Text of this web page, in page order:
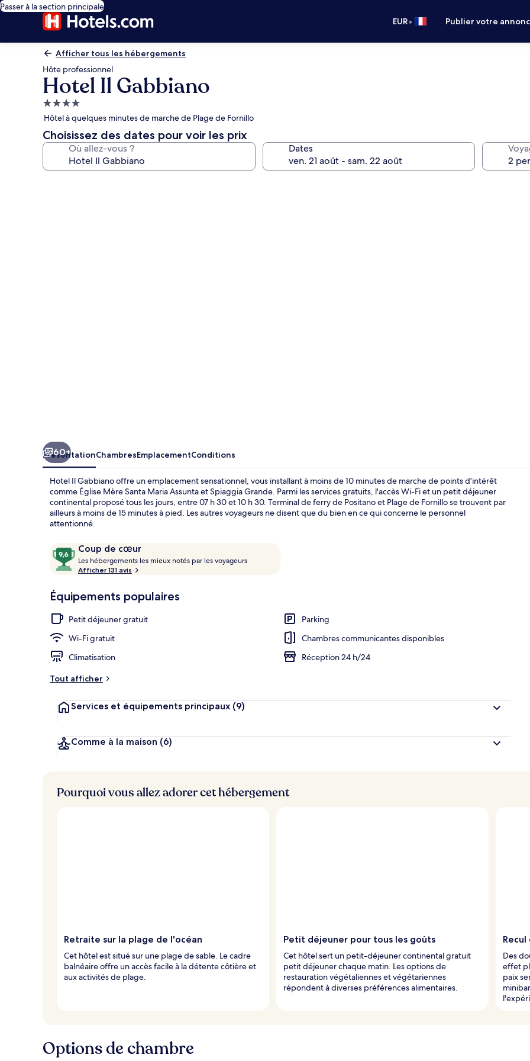
Passer à la section principale
EUR• Publier votre
Afficher tous les hébergements
Hôte professionnel
Hotel Il Gabbiano
Hébergement
4.0 étoiles
Hôtel à quelques minutes de marche de Plage de Fornillo
Choisissez des dates pour voir les prix
Où allez-vous ? Dates
60+
PrésentationChambresEmplacementConditions
Hotel Il Gabbiano offre un emplacement sensationnel, vous installant à moins de 10 minutes de marche de points d'intérêt
comme Église Mère Santa Maria Assunta et Spiaggia Grande. Parmi les services gratuits, l'accès Wi-Fi et un petit déjeuner
continental proposé tous les jours, entre 07 h 30 et 10 h 30. Terminal de ferry de Positano et Plage de Fornillo se trouvent par
ailleurs à moins de 15 minutes à pied. Les autres voyageurs ne disent que du bien en ce qui concerne le personnel
attentionné.
Avis
voyageurs
Coup de cœur
9,6
sur
10,
de
Les hébergements les mieux notés par les voyageurs
n
i
l
e
Afficher 131 avis
Équipements populaires
Petit déjeuner gratuit
Parking
Wi-Fi gratuit
Chambres communicantes disponibles
Climatisation
Réception 24 h/24
Tout afficher
Services et équipements principaux (9)
Comme à la maison (6)
Pourquoi vous allez adorer cet hébergement
Retraite sur la plage de l'océan
Cet hôtel est situé sur une plage de sable. Le cadre
balnéaire offre un accès facile à la détente côtière et
aux activités de plage.
Petit déjeuner pour tous les goûts
Cet hôtel sert un petit-déjeuner continental gratuit
petit déjeuner chaque matin. Les options de
restauration végétaliennes et végétariennes
répondent à diverses préférences alimentaires.
Des
effet
paix
Options de chambre